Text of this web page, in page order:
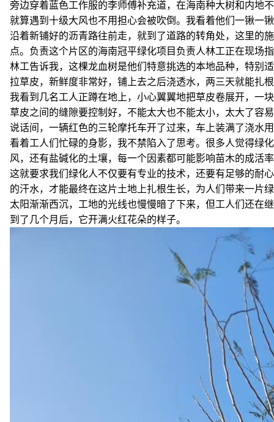
旁边穿着蓝色工作服的李师傅补充道，在海南种大树和内地
就算遇到十级大风也不用担心会被吹倒。我看着他们一锹一
沿着新铺好的沥青路往前走，就到了道路的转角处，这里的
点。负责这个片区的海南冠平绿化项目负责人林工正在现场
林工告诉我，这棵龙血树是他们特意挑选的本地品种，特别
拉草皮，新鲜度非常好，铺上去之后浇透水，两三天就能扎
我看到几名工人正蹲在地上，小心翼翼地把草皮卷展开，一
草皮之间的缝隙要控制好，不能太大也不能太小，太大了容
说话间，一辆红色的三轮摩托车开了过来，车上装满了浇水
看着工人们忙碌的身影，我不禁陷入了思考。很多人觉得绿
风，还有盐碱化的土壤，每一个因素都可能影响苗木的成活
这就要求我们绿化人不仅要有专业的技术，还要有足够的耐
的汗水，才能最终在这片土地上扎根生长，为人们带来一片
太阳渐渐西沉，工地的光线也慢慢暗了下来，但工人们还在
到了几个月后，它开满火红花朵的样子。